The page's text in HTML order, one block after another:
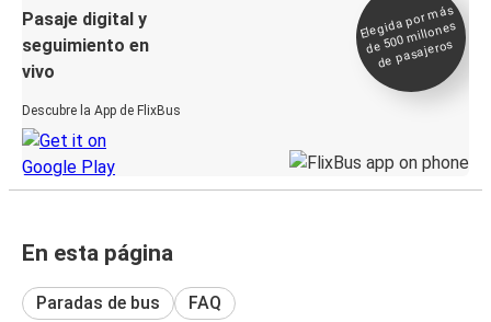
Pasaje digital y
seguimiento en
vivo
Descubre la App de FlixBus
Elegida por
más
de 500
millones
de pasajeros
En esta página
Paradas de bus FAQ